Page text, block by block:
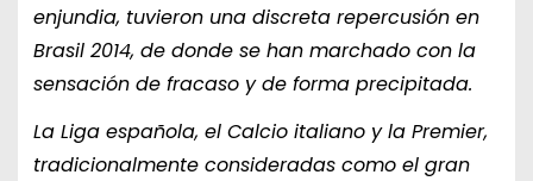
enjundia, tuvieron una discreta repercusión en
Brasil 2014, de donde se han marchado con la
sensación de fracaso y de forma precipitada.
La Liga española, el Calcio italiano y la Premier,
tradicionalmente consideradas como el gran